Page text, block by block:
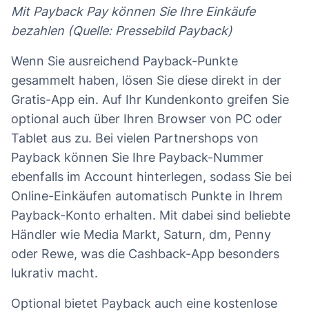
Mit Payback Pay können Sie Ihre Einkäufe
bezahlen (Quelle: Pressebild Payback)
Wenn Sie ausreichend Payback-Punkte
gesammelt haben, lösen Sie diese direkt in der
Gratis-App ein. Auf Ihr Kundenkonto greifen Sie
optional auch über Ihren Browser von PC oder
Tablet aus zu. Bei vielen Partnershops von
Payback können Sie Ihre Payback-Nummer
ebenfalls im Account hinterlegen, sodass Sie bei
Online-Einkäufen automatisch Punkte in Ihrem
Payback-Konto erhalten. Mit dabei sind beliebte
Händler wie Media Markt, Saturn, dm, Penny
oder Rewe, was die Cashback-App besonders
lukrativ macht.
Optional bietet Payback auch eine kostenlose